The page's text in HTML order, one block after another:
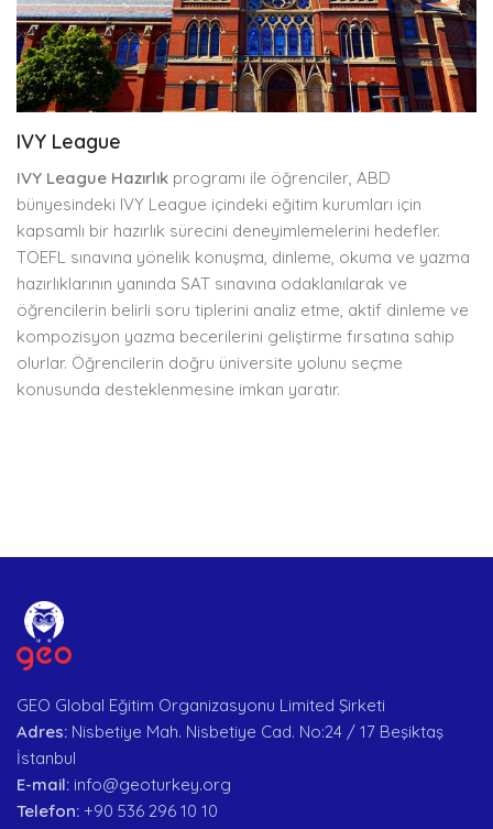
IVY League
IVY League Hazırlık programı ile öğrenciler, ABD
bünyesindeki IVY League içindeki eğitim kurumları için
kapsamlı bir hazırlık sürecini deneyimlemelerini hedefler.
TOEFL sınavına yönelik konuşma, dinleme, okuma ve yazma
hazırlıklarının yanında SAT sınavına odaklanılarak ve
öğrencilerin belirli soru tiplerini analiz etme, aktif dinleme ve
kompozisyon yazma becerilerini geliştirme fırsatına sahip
olurlar. Öğrencilerin doğru üniversite yolunu seçme
konusunda desteklenmesine imkan yaratır.
GEO Global Eğitim Organizasyonu Limited Şirketi
Adres: Nisbetiye Mah. Nisbetiye Cad. No:24 / 17 Beşiktaş
İstanbul
E-mail: info@geoturkey.org
Telefon: +90 536 296 10 10